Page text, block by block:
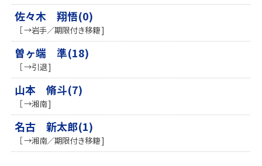
佐々木 翔悟(0)
［ →岩手／期限付き移籍 ]
曽ヶ端 準(18)
［ →引退 ]
山本 脩斗(7)
［ →湘南 ]
名古 新太郎(1)
［ →湘南／期限付き移籍 ]